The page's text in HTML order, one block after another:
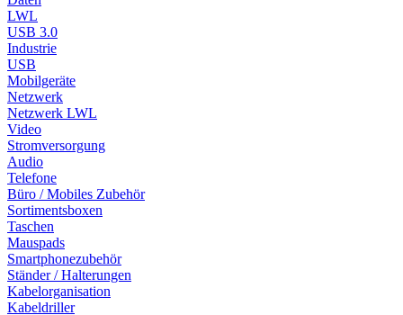
LWL
USB 3.0
Industrie
USB
Mobilgeräte
Netzwerk
Netzwerk LWL
Video
Stromversorgung
Audio
Telefone
Büro / Mobiles Zubehör
Sortimentsboxen
Taschen
Mauspads
Smartphonezubehör
Ständer / Halterungen
Kabelorganisation
Kabeldriller